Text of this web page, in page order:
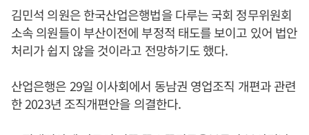
김민석 의원은 한국산업은행법을 다루는 국회 정무위원회
소속 의원들이 부산이전에 부정적 태도를 보이고 있어 법안
처리가 쉽지 않을 것이라고 전망하기도 했다.
산업은행은 29일 이사회에서 동남권 영업조직 개편과 관련
한 2023년 조직개편안을 의결한다.